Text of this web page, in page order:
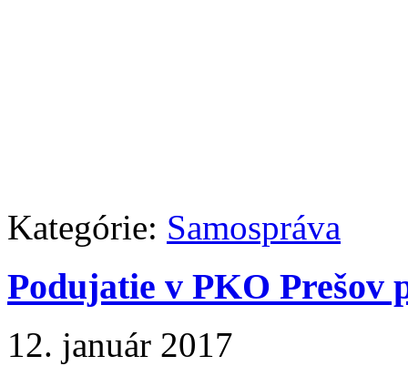
Kategórie: Samospráva
Podujatie v PKO Prešov
12. január 2017